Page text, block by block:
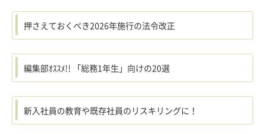
押さえておくべき2026年施行の法令改正
編集部ｵｽｽﾒ!! 「総務1年生」向けの20選
新入社員の教育や既存社員のリスキリングに！